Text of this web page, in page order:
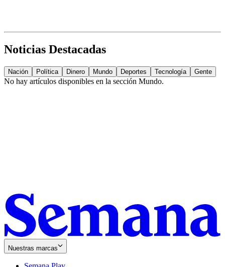
Noticias Destacadas
Nación Política Dinero Mundo Deportes Tecnología Gente
No hay artículos disponibles en la sección Mundo.
Nuestras marcas